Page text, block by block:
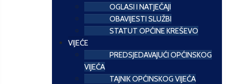
OGLASI I NATJEČAJI
OBAVIJESTI SLUŽBI
STATUT OPĆINE KREŠEVO
VIJEĆE
PREDSJEDAVAJUĆI OPĆINSKOG
VIJEĆA
TAJNIK OPĆINSKOG VIJEĆA